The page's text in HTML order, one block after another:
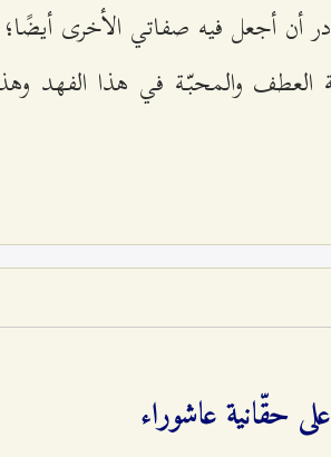
أن أجعل فيه صفاتي الأخرى
والمحبّة في هذا الفهد وهذا
حقّانية عاشوراء